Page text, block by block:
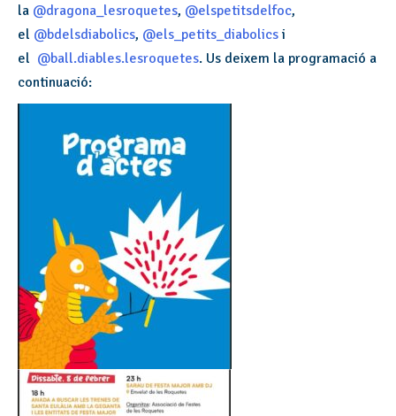
la @dragona_lesroquetes, @elspetitsdelfoc,
el @bdelsdiabolics, @els_petits_diabolics i
el @ball.diables.lesroquetes. Us deixem la programació a
continuació: